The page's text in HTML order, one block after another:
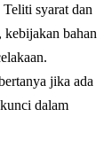
syarat dan
kebijakan bahan
jika ada
dalam